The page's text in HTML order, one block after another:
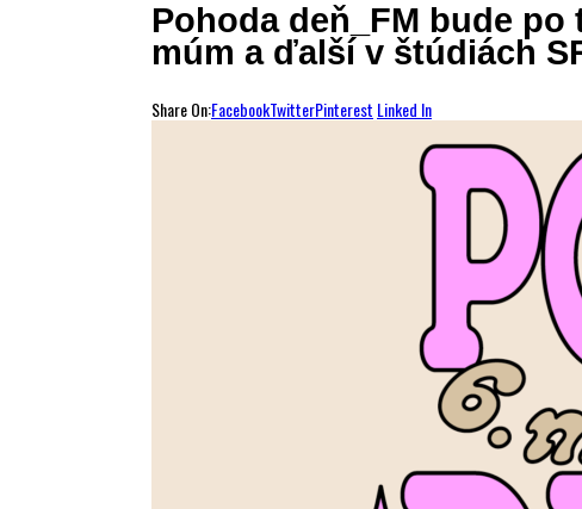
Pohoda deň_FM bude
múm a ďalší v štúdiách
Share On:FacebookTwitterPinterest Linked In